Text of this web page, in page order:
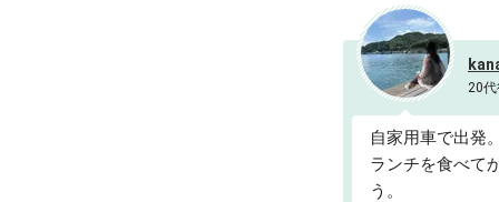
20
自家用車で出発
ランチを食べて
う。